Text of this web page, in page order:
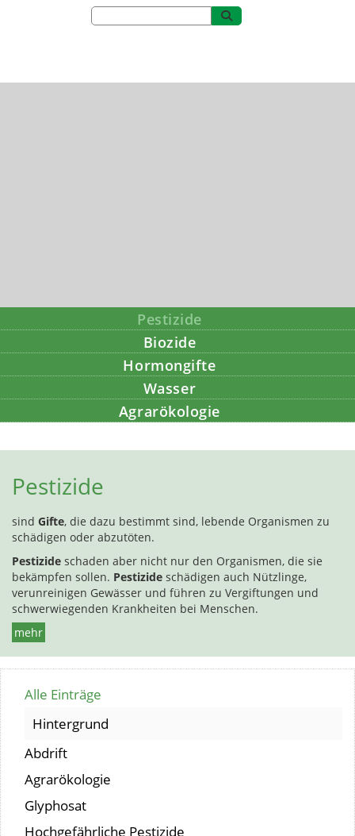
Pestizide
Biozide
Hormongifte
Wasser
Agrarökologie
Pestizide
sind Gifte, die dazu bestimmt sind, lebende Organismen zu
schädigen oder abzutöten.
Pestizide schaden aber nicht nur den Organismen, die sie
bekämpfen sollen. Pestizide schädigen auch Nützlinge,
verunreinigen Gewässer und führen zu Vergiftungen und
schwerwiegenden Krankheiten bei Menschen.
mehr
Alle Einträge
Hintergrund
Abdrift
Agrarökologie
Glyphosat
Hochgefährliche Pestizide